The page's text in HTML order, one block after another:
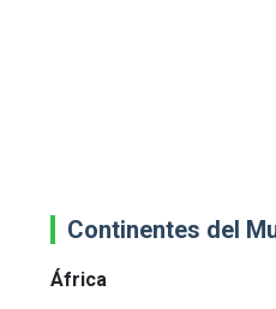
Continentes del
África